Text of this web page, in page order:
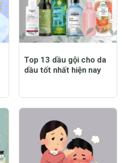
Top 13 dầu gội cho da
dầu tốt nhất hiện nay